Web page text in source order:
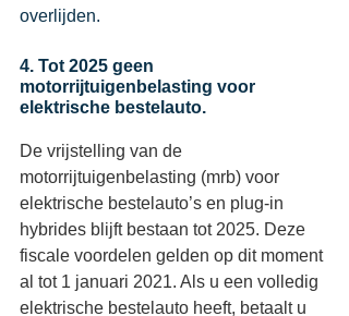
overlijden.
4. Tot 2025 geen
motorrijtuigenbelasting voor
elektrische bestelauto.
De vrijstelling van de
motorrijtuigenbelasting (mrb) voor
elektrische bestelauto’s en plug-in
hybrides blijft bestaan tot 2025. Deze
fiscale voordelen gelden op dit moment
al tot 1 januari 2021. Als u een volledig
elektrische bestelauto heeft, betaalt u